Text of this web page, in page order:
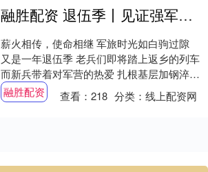
融胜配资 退伍季丨见证强军路上的薪火传承
薪火相传，使命相继 军旅时光如白驹过隙
又是一年退伍季 老兵们即将踏上返乡的列车
而新兵带着对军营的热爱 扎根基层加钢淬火
今天，我们一起跟随镜头 走进武警永州....
融胜配资 查看：218 分类：线上配资网